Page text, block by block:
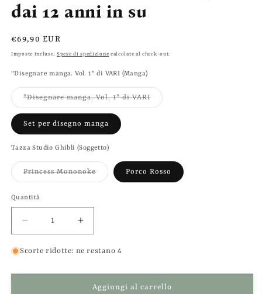
dai 12 anni in su
Prezzo
di
€69,90 EUR
Imposte incluse. Spese di spedizione calcolate al check-out.
"Disegnare manga. Vol. 1" di VARI (Manga)
"Disegnare manga. Vol. 1" di VARIVariante
esaurita
Set per disegno manga
Tazza Studio Ghibli (Soggetto)
Princess MononokeVariante
esaurita
Porco Rosso
Quantità
Diminuisci
quantità
per
Ragazza
Aumenta
quantità
per
Ragazza
che
Scorte ridotte: ne restano 4
Aggiungi al carrello